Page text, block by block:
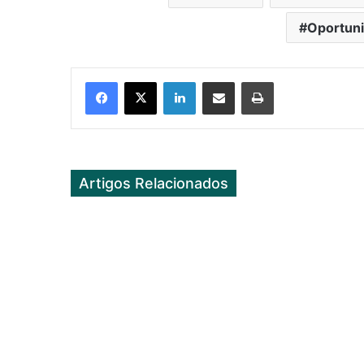
Artigos Relacionados